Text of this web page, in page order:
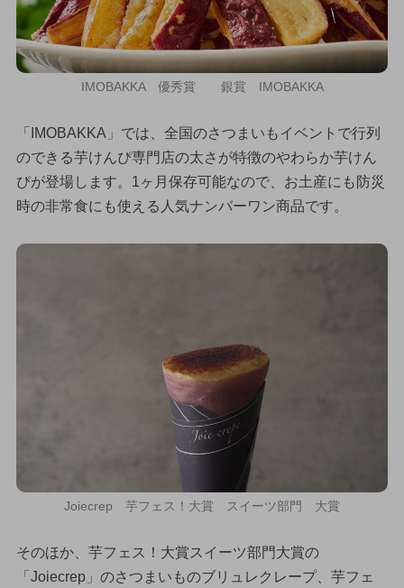
IMOBAKKA 優秀賞 銀賞 IMOBAKKA
「IMOBAKKA」では、全国のさつまいもイベントで行列
のできる芋けんぴ専門店の太さが特徴のやわらか芋けん
ぴが登場します。1ヶ月保存可能なので、お土産にも防災
時の非常食にも使える人気ナンバーワン商品です。
Joiecrep 芋フェス！大賞 スイーツ部門 大賞
そのほか、芋フェス！大賞スイーツ部門大賞の
「Joiecrep」のさつまいものブリュレクレープ、芋フェ